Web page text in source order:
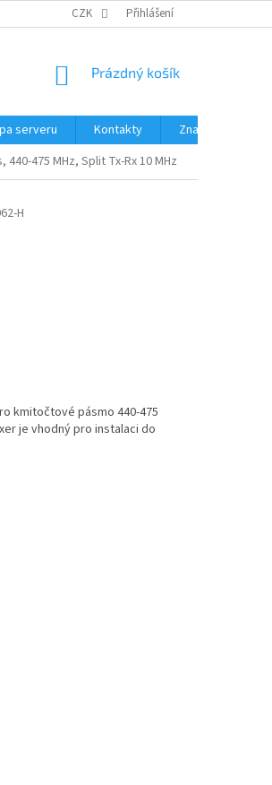
RUČNÍ RADIOSTANICE PŮJČOVNA
CZK Přihlášení
NÁKUPNÍ
Prázdný košík
serveru Kontakty
Značky
475 MHz, Split Tx-Rx 10 MHz
H
kmitočtové pásmo 440-475
je vhodný pro instalaci do